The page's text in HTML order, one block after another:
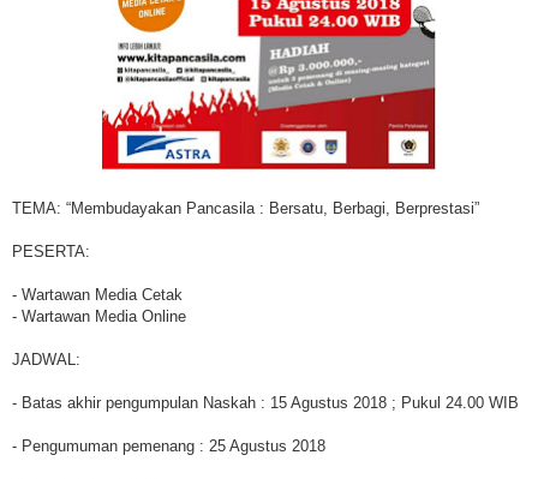
TEMA: “Membudayakan Pancasila : Bersatu, Berbagi, Berprestasi”
PESERTA:
- Wartawan Media Cetak
- Wartawan Media Online
JADWAL:
- Batas akhir pengumpulan Naskah : 15 Agustus 2018 ; Pukul 24.00 WIB
- Pengumuman pemenang : 25 Agustus 2018